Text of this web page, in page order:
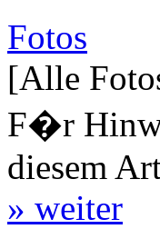
Fotos
[Alle
F�r
diesem
» weiter